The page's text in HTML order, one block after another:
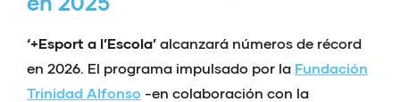
‘+Esport a l’Escola’ alcanzará números de récord
en 2026. El programa impulsado por la Fundación
Trinidad Alfonso -en colaboración con la